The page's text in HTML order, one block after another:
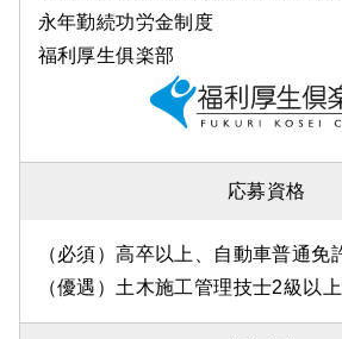
永年勤続功労金制度
福利厚生俱楽部
応募資格
（必須）高卒以上、自動車普通免
（優遇）土木施工管理技士2級以上